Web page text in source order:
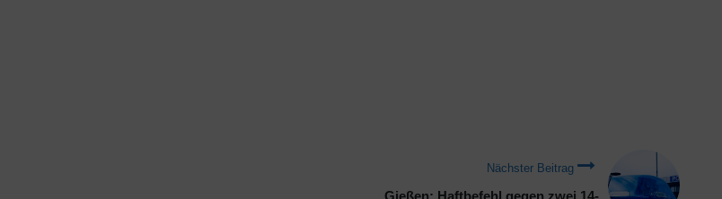
Nächster Beitrag
Gießen: Haftbefehl gegen zwei 14-